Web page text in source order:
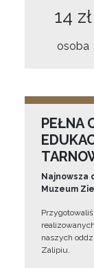
14 zł
osoba
PEŁNA
Najnowsza
Muzeum
naszych
Zalipiu.